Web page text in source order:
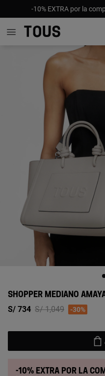
-10% EXTRA por la
SHOPPER MEDIANO
S/ 734 Price reduced from
S/ 1,049to-30%
-10% extra por la